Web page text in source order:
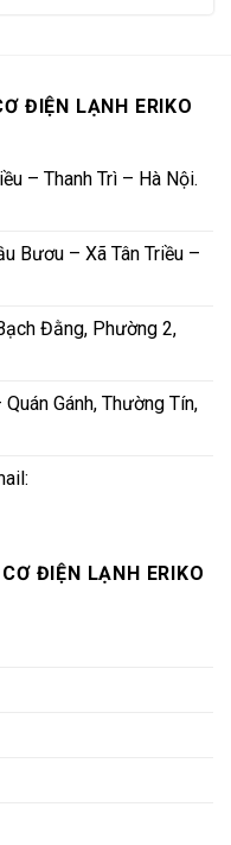
ĐIỆN LẠNH ERIKO
– Thanh Trì – Hà Nội.
Bươu – Xã Tân Triều –
Đằng, Phường 2,
Gánh, Thường Tín,
ĐIỆN LẠNH ERIKO